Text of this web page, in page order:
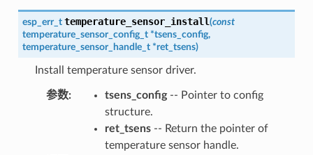
esp_err_t temperature_sensor_install(const
temperature_sensor_config_t *tsens_config,
temperature_sensor_handle_t *ret_tsens)
Install temperature sensor driver.
参数: tsens_config-- Pointer to config
structure.
ret_tsens-- Return the pointer of
temperature sensor handle.